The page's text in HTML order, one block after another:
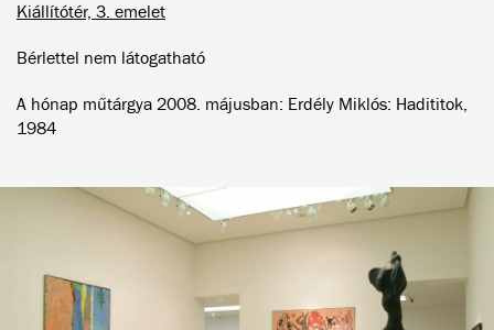
Kiállítótér, 3. emelet
Bérlettel nem látogatható
A hónap műtárgya 2008. májusban: Erdély Miklós: Hadititok,
1984